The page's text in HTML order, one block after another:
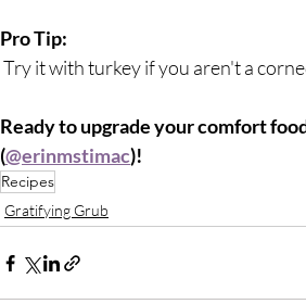
Pro Tip:
Try it with turkey if you aren't a
Ready to upgrade your comfort
(@erinmstimac)!
Recipes
Gratifying Grub